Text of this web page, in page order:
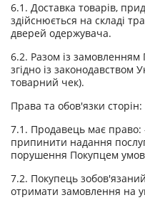
6.1. Доставка товарів,
здійснюється на складі
дверей одержувача.
6.2. Разом із
згідно із законодавством
товарний чек).
Права та обов'язки сторін:
7.1. Продавець має
припинити надання
порушення Покупцем умов
7.2. Покупець
отримати замовлення на